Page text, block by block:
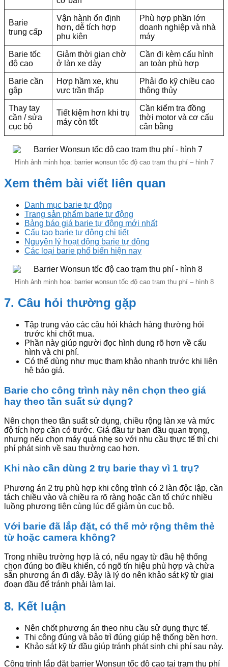
Barie
trung cấp
Vận hành ổn định
hơn, dễ tích hợp
phụ kiện
Phù hợp phần lớn
doanh nghiệp và nhà
máy
Barie tốc
độ cao
Giảm thời gian chờ
ở làn xe dày
Cần đi kèm cấu hình
an toàn phù hợp
Barie cần
gập
Hợp hầm xe, khu
vực trần thấp
Phải đo kỹ chiều cao
thông thủy
Thay tay
cần / sửa
cục bộ
Tiết kiệm hơn khi trụ
máy còn tốt
Cần kiểm tra đồng
thời motor và cơ cấu
cân bằng
Hình ảnh minh họa: barrier wonsun tốc độ cao trạm thu phí – hình 7
Xem thêm bài viết liên quan
Danh mục barie tự động
Trang sản phẩm barie tự động
Bảng báo giá barie tự động mới nhất
Cấu tạo barie tự động chi tiết
Nguyên lý hoạt động barie tự động
Các loại barie phổ biến hiện nay
Hình ảnh minh họa: barrier wonsun tốc độ cao trạm thu phí – hình 8
7. Câu hỏi thường gặp
Tập trung vào các câu hỏi khách hàng thường hỏi
trước khi chốt mua.
Phần này giúp người đọc hình dung rõ hơn về cấu
hình và chi phí.
Có thể dùng như mục tham khảo nhanh trước khi liên
hệ báo giá.
Barie cho công trình này nên chọn theo giá
hay theo tần suất sử dụng?
Nên chọn theo tần suất sử dụng, chiều rộng làn xe và mức
độ tích hợp cần có trước. Giá đầu tư ban đầu quan trọng,
nhưng nếu chọn máy quá nhẹ so với nhu cầu thực tế thì chi
phí phát sinh về sau thường cao hơn.
Khi nào cần dùng 2 trụ barie thay vì 1 trụ?
Phương án 2 trụ phù hợp khi công trình có 2 làn độc lập, cần
tách chiều vào và chiều ra rõ ràng hoặc cần tổ chức nhiều
luồng phương tiện cùng lúc để giảm ùn cục bộ.
Với barie đã lắp đặt, có thể mở rộng thêm thẻ
từ hoặc camera không?
Trong nhiều trường hợp là có, nếu ngay từ đầu hệ thống
chọn đúng bo điều khiển, có ngõ tín hiệu phù hợp và chừa
sẵn phương án đi dây. Đây là lý do nên khảo sát kỹ từ giai
đoạn đầu để tránh phải làm lại.
8. Kết luận
Nên chốt phương án theo nhu cầu sử dụng thực tế.
Thi công đúng và bảo trì đúng giúp hệ thống bền hơn.
Khảo sát kỹ từ đầu giúp tránh phát sinh chi phí sau này.
Công trình lắp đặt barrier Wonsun tốc độ cao tại trạm thu phí